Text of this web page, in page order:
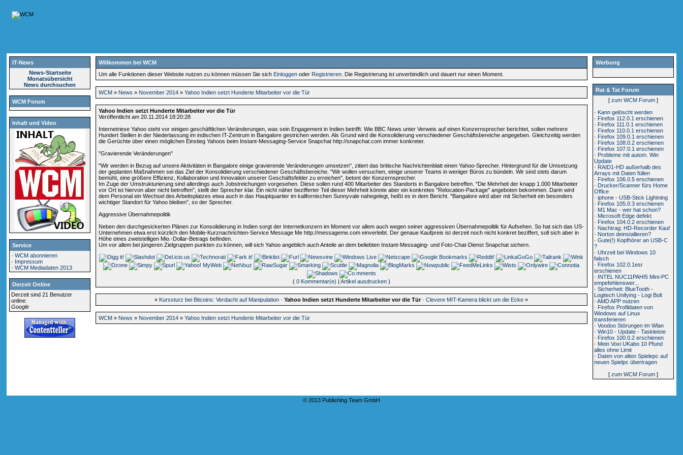
IT-News
News-Startseite
Monatsübersicht
News durchsuchen
WCM Forum
Inhalt und Video
Service
·WCM abonnieren
· Impressum
·WCM Mediadaten 2013
Derzeit Online
Derzeit sind 21 Benutzer
online:
Google
Werbung
Rat & Tat Forum
[ zum WCM Forum]
· Kann gelöscht werden
· Firefox 112.0.1 erschienen
· Firefox 111.0.1 erschienen
· Firefox 110.0.1 erschienen
· Firefox 109.0.1 erschienen
· Firefox 108.0.2 erschienen
· Firefox 107.0.1 erschienen
· Probleme mit autom. Win
Update
· RAID1-HD außerhalb des
Arrays mit Daten füllen
· Firefox 106.0.5 erschienen
· Drucker/Scanner fürs Home
Office
·iphone - USB-Stick Lightning
· Firefox 105.0.3 erschienen
· M1 Mac - wer hat schon?
· Microsoft Edge defekt
· Firefox 104.0.2 erschienen
· Nachtrag: HD-Recorder Kauf
· Norton deinstallieren?
·Gute(!) Kopfhörer an USB-C
?
·Uhrzeit bei Windows 10
falsch
· Firefox 102.0.1esr
erschienen
· INTEL NUC11PAHI5 Mini-PC
empefehlenswer...
·Sicherheit: BlueTooth -
Logitech Unifying - Logi Bolt
·AMD APP nutzen
· Firefox Profildaten von
Windows auf Linux
transferieren
·Voodoo Störungen im Wlan
·Win10 - Update - Taskleiste
· Firefox 100.0.2 erschienen
· Mein Voxi UKabo 10 Pfund
alles ohne Limit
· Daten von alten Spielepc auf
neuen Spielpc übertragen
[ zum WCM Forum]
Willkommen bei WCM
Um alle Funktionen dieser Website nutzen zu können müssen Sie sich Einloggen oder Registrieren . Die Registrierung ist unverbindlich und dauert nur einen Moment.
WCM » News » November 2014 »Yahoo Indien setzt Hunderte Mitarbeiter vor die Tür
Yahoo Indien setzt Hunderte Mitarbeiter vor die Tür
Veröffentlicht am 20.11.2014 18:20:28
Internetriese Yahoo steht vor einigen geschäftlichen Veränderungen, was sein Engagement in Indien betrifft. Wie BBC News unter Verweis auf einen Konzernsprecher berichtet, sollen mehrere
Hundert Stellen in der Niederlassung im indischen IT-Zentrum in Bangalore gestrichen werden. Als Grund wird die Konsolidierung verschiedener Geschäftsbereiche angegeben. Gleichzeitig werden
die Gerüchte über einen möglichen Einstieg Yahoos beim Instant-Messaging-Service Snapchat http://snapchat.com immer konkreter.
"Gravierende Veränderungen"
"Wir werden in Bezug auf unsere Aktivitäten in Bangalore einige gravierende Veränderungen umsetzen", zitiert das britische Nachrichtenblatt einen Yahoo-Sprecher. Hintergrund für die Umsetzung
der geplanten Maßnahmen sei das Ziel der Konsolidierung verschiedener Geschäftsbereiche. "Wir wollen versuchen, einige unserer Teams in weniger Büros zu bündeln. Wir sind stets darum
bemüht, eine größere Effizienz, Kollaboration und Innovation unserer Geschäftsfelder zu erreichen", betont der Konzernsprecher.
Im Zuge der Umstrukturierung sind allerdings auch Jobstreichungen vorgesehen. Diese sollen rund 400 Mitarbeiter des Standorts in Bangalore betreffen. "Die Mehrheit der knapp 1.000 Mitarbeiter
vor Ort ist hiervon aber nicht betroffen", stellt der Sprecher klar. Ein nicht näher bezifferter Teil dieser Mehrheit könnte aber ein konkretes "Relocation-Package" angeboten bekommen. Darin wird
dem Personal ein Wechsel des Arbeitsplatzes etwa auch in das Hauptquartier im kalifornischen Sunnyvale nahegelegt, heißt es in dem Bericht. "Bangalore wird aber mit Sicherheit ein besonders
wichtiger Standort für Yahoo bleiben", so der Sprecher.
Aggressive Übernahmepolitik
Neben den durchgesickerten Plänen zur Konsolidierung in Indien sorgt der Internetkonzern im Moment vor allem auch wegen seiner aggressiven Übernahmepolitik für Aufsehen. So hat sich das US-
Unternehmen etwa erst kürzlich den Mobile-Kurznachrichten-Service Message Me http://messageme.com einverleibt. Der genaue Kaufpreis ist derzeit noch nicht konkret beziffert, soll sich aber in
Höhe eines zweistelligen Mio.-Dollar-Betrags befinden.
Um vor allem bei jüngeren Zielgruppen punkten zu können, will sich Yahoo angeblich auch Anteile an dem beliebten Instant-Messaging- und Foto-Chat-Dienst Snapchat sichern.
( 0 Kommentar(e) | Artikel ausdrucken)
« Kurssturz bei Bitcoins: Verdacht auf Manipulation ·Yahoo Indien setzt Hunderte Mitarbeiter vor die Tür ·Clevere MIT-Kamera blickt um die Ecke »
WCM » News » November 2014 »Yahoo Indien setzt Hunderte Mitarbeiter vor die Tür
© 2013 Publishing Team GmbH